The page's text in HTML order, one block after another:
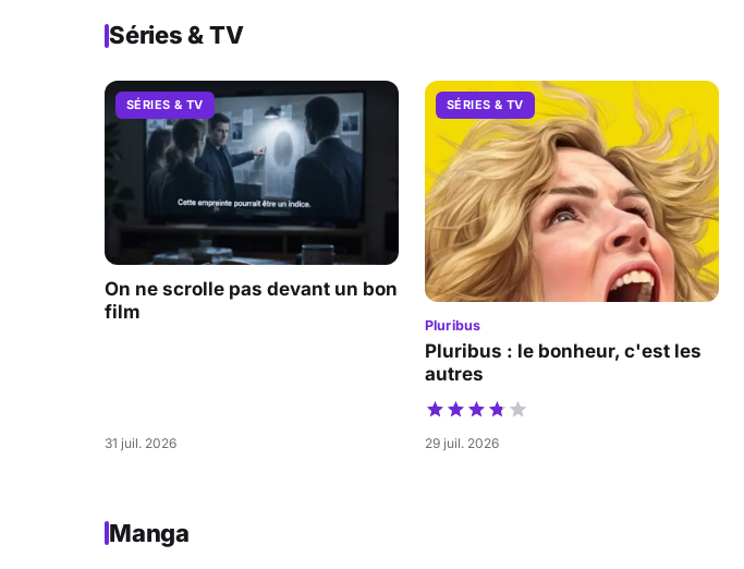
Séries & TV
SÉRIES & TV
On ne scrolle pas devant un bon
film
31 juil. 2026
SÉRIES & TV
Pluribus
Pluribus : le bonheur, c'est les
autres
29 juil. 2026
Manga